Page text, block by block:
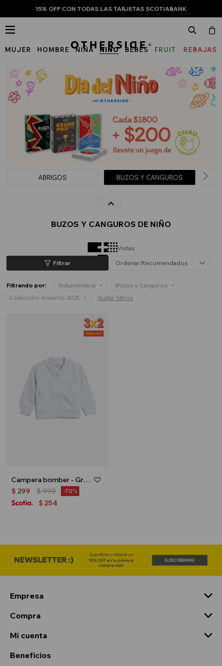
15% OFF CON TODAS LAS TARJETAS SCOTIABANK
MUJER HOMBRE NIÑA NIÑO BEBÉS
FRUIT
THE
LOOM
REBAJAS

ABRIGOS BUZOS Y CANGUROS
BUZOS Y CANGUROS DE NIÑO
Vistas
Recomendados
Filtrando por: Indumentaria
Buzos y Canguros
Colección: Invierno 2025 Quitar filtros
Campera bomber - Gris melange
$ 299 $999 70
$ 254
Empresa
Compra
Mi cuenta
Beneficios